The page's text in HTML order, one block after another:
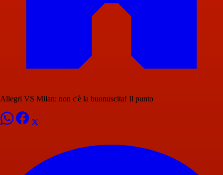
Allegri VS Milan: non c'è la buonuscita! Il punto